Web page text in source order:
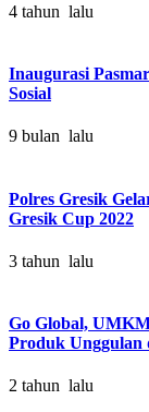
4 tahun lalu
Inaugurasi
Sosial
9 bulan lalu
Polres Gresik
Gresik Cup 2022
3 tahun lalu
Go Global,
Produk Unggulan
2 tahun lalu